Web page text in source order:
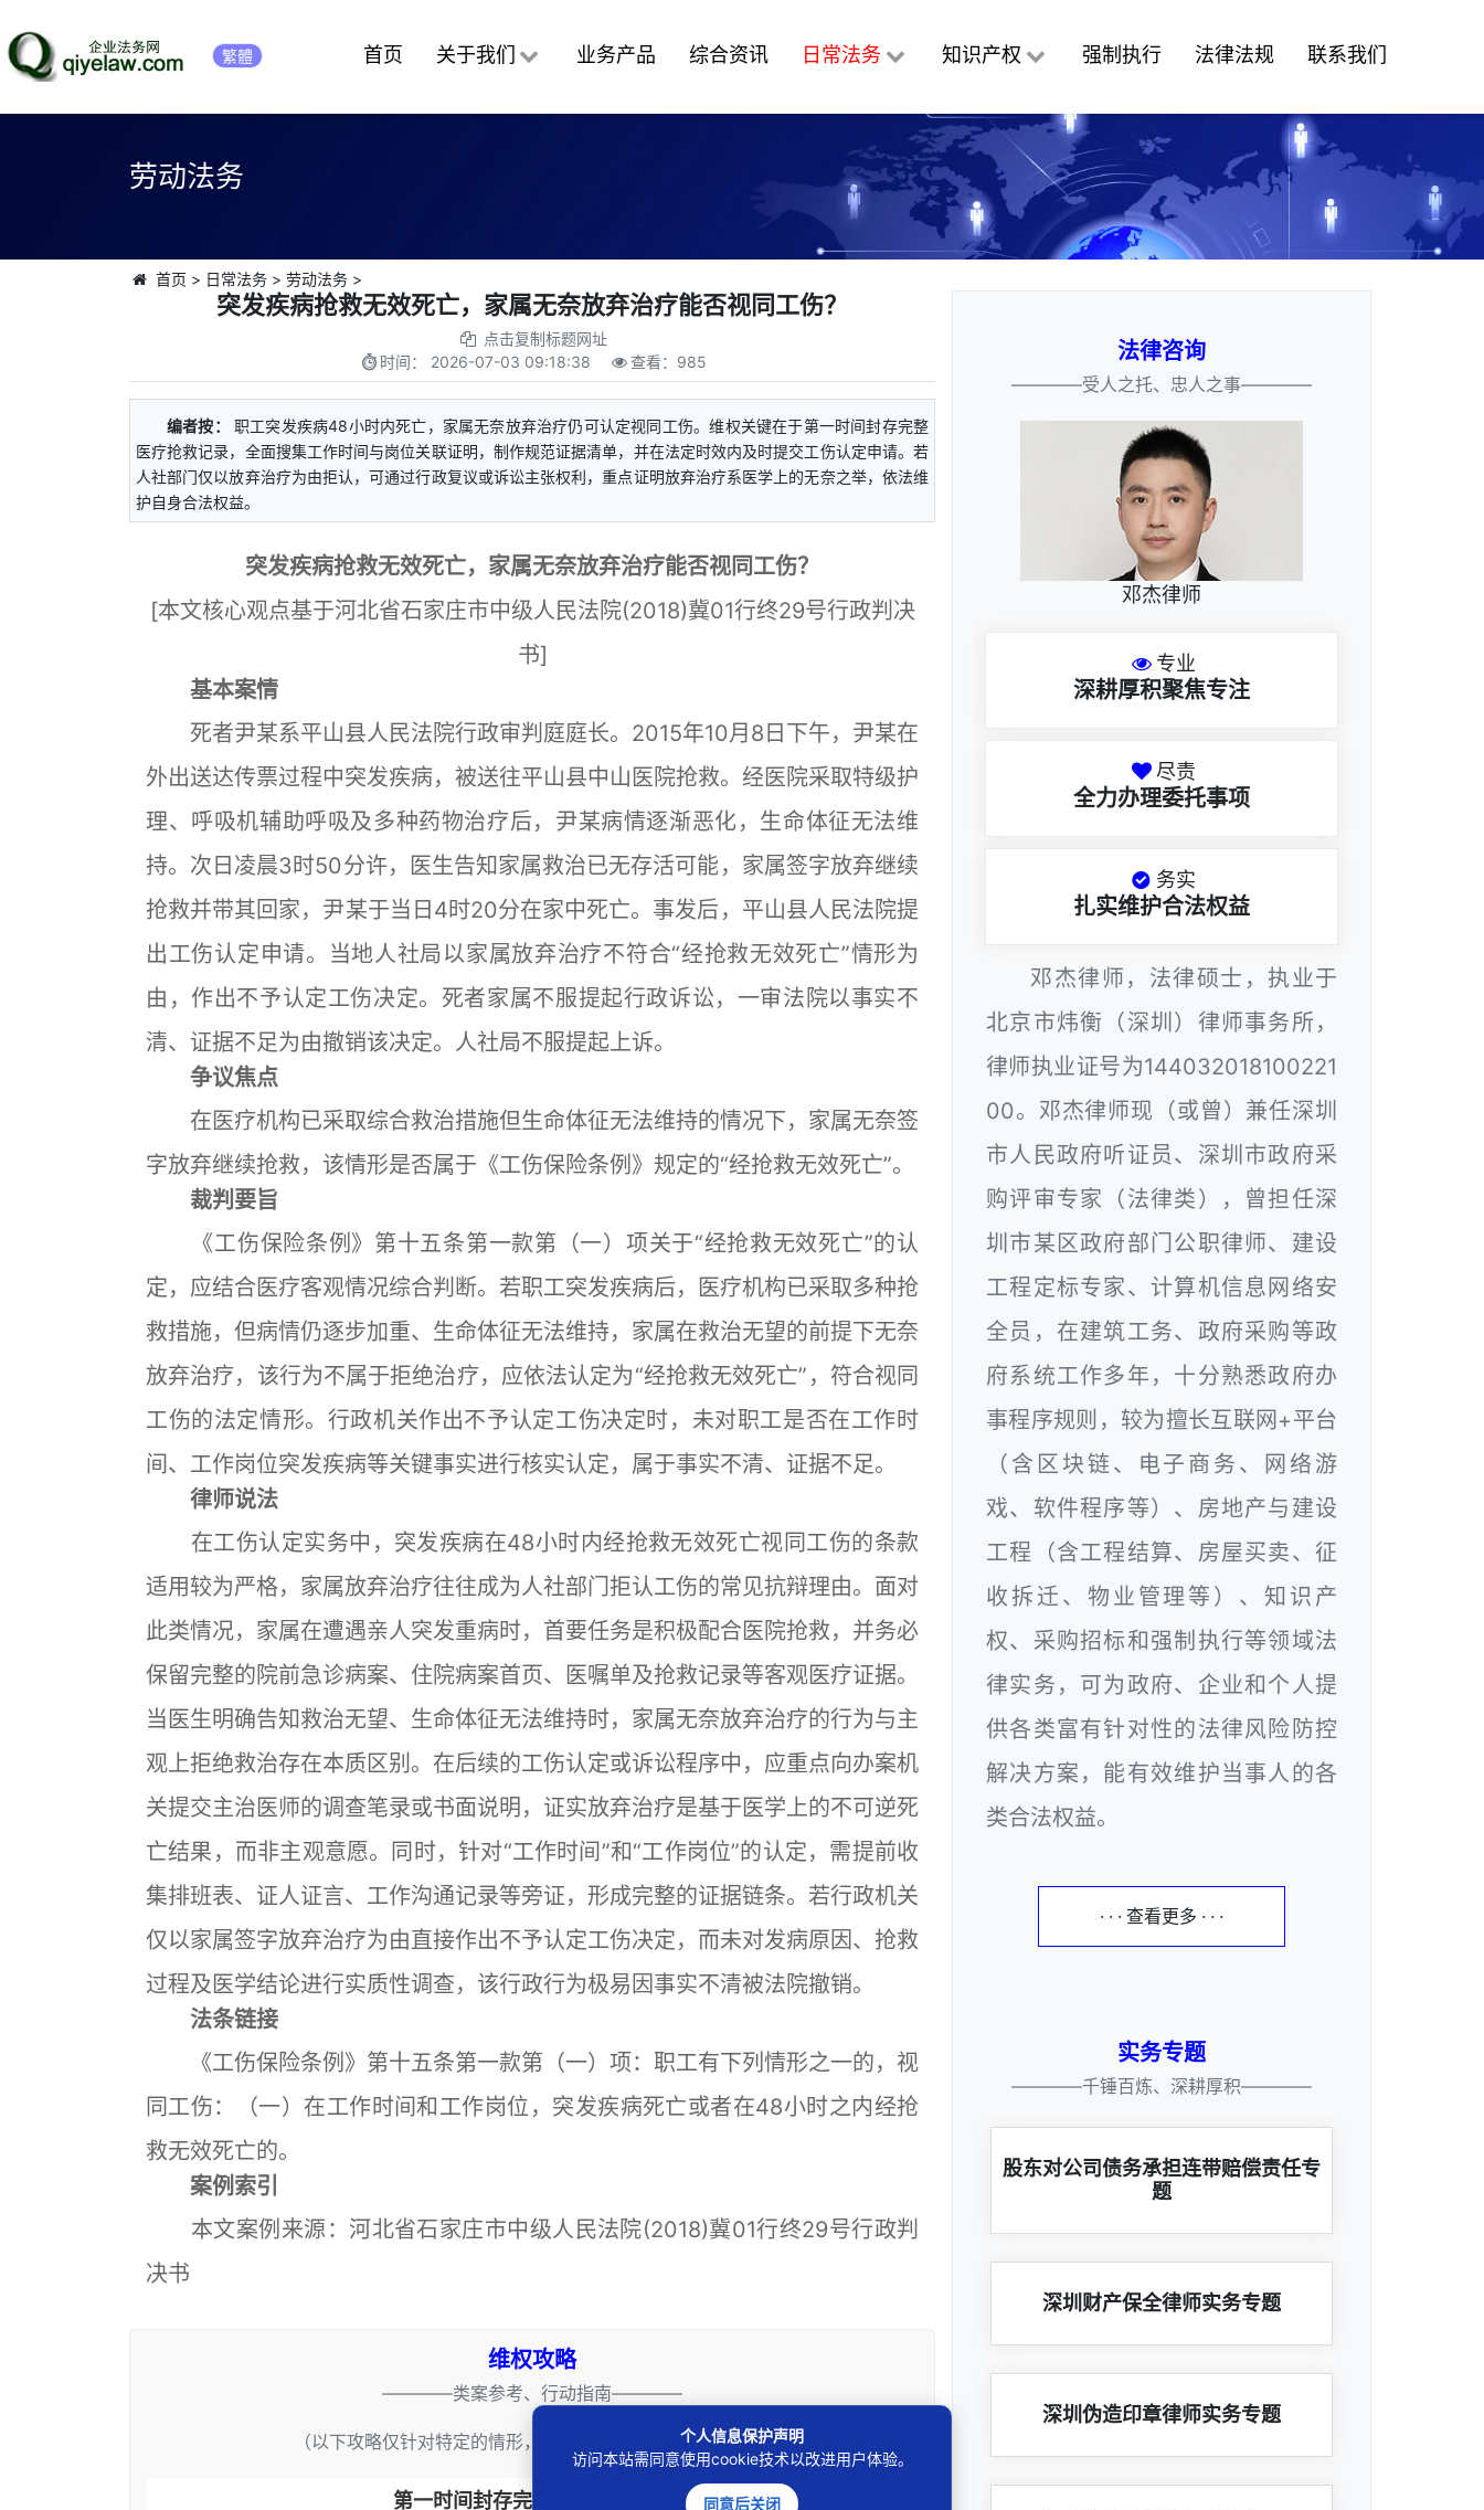
繁體 首页 关于我们 业务产品 综合资讯 日常法务 知识产权 强制执行 法律法规 联系我们
劳动法务
首页 > 日常法务> 劳动法务>
突发疾病抢救无效死亡，家属无奈放弃治疗能否视同工伤？
点击复制标题网址
时间： 2026-07-03 09:18:38 查看： 985
编者按：
职工突发疾病48小时内死亡，家属无奈放弃治疗仍可认定视同工伤。维权关键在于第一时间封存完整
医疗抢救记录，全面搜集工作时间与岗位关联证明，制作规范证据清单，并在法定时效内及时提交工伤认定申请。若
人社部门仅以放弃治疗为由拒认，可通过行政复议或诉讼主张权利，重点证明放弃治疗系医学上的无奈之举，依法维
护自身合法权益。
突发疾病抢救无效死亡，家属无奈放弃治疗能否视同工伤？
[本文核心观点基于河北省石家庄市中级人民法院(2018)冀01行终29号行政判决
书]
基本案情
死者尹某系平山县人民法院行政审判庭庭长。2015年10月8日下午，尹某在
外出送达传票过程中突发疾病，被送往平山县中山医院抢救。经医院采取特级护
理、呼吸机辅助呼吸及多种药物治疗后，尹某病情逐渐恶化，生命体征无法维
持。次日凌晨3时50分许，医生告知家属救治已无存活可能，家属签字放弃继续
抢救并带其回家，尹某于当日4时20分在家中死亡。事发后，平山县人民法院提
出工伤认定申请。当地人社局以家属放弃治疗不符合“经抢救无效死亡”情形为
由，作出不予认定工伤决定。死者家属不服提起行政诉讼，一审法院以事实不
清、证据不足为由撤销该决定。人社局不服提起上诉。
争议焦点
在医疗机构已采取综合救治措施但生命体征无法维持的情况下，家属无奈签
字放弃继续抢救，该情形是否属于《工伤保险条例》规定的“经抢救无效死亡”。
裁判要旨
《工伤保险条例》第十五条第一款第（一）项关于“经抢救无效死亡”的认
定，应结合医疗客观情况综合判断。若职工突发疾病后，医疗机构已采取多种抢
救措施，但病情仍逐步加重、生命体征无法维持，家属在救治无望的前提下无奈
放弃治疗，该行为不属于拒绝治疗，应依法认定为“经抢救无效死亡”，符合视同
工伤的法定情形。行政机关作出不予认定工伤决定时，未对职工是否在工作时
间、工作岗位突发疾病等关键事实进行核实认定，属于事实不清、证据不足。
律师说法
在工伤认定实务中，突发疾病在48小时内经抢救无效死亡视同工伤的条款
适用较为严格，家属放弃治疗往往成为人社部门拒认工伤的常见抗辩理由。面对
此类情况，家属在遭遇亲人突发重病时，首要任务是积极配合医院抢救，并务必
保留完整的院前急诊病案、住院病案首页、医嘱单及抢救记录等客观医疗证据。
当医生明确告知救治无望、生命体征无法维持时，家属无奈放弃治疗的行为与主
观上拒绝救治存在本质区别。在后续的工伤认定或诉讼程序中，应重点向办案机
关提交主治医师的调查笔录或书面说明，证实放弃治疗是基于医学上的不可逆死
亡结果，而非主观意愿。同时，针对“工作时间”和“工作岗位”的认定，需提前收
集排班表、证人证言、工作沟通记录等旁证，形成完整的证据链条。若行政机关
仅以家属签字放弃治疗为由直接作出不予认定工伤决定，而未对发病原因、抢救
过程及医学结论进行实质性调查，该行政行为极易因事实不清被法院撤销。
法条链接
《工伤保险条例》第十五条第一款第（一）项：职工有下列情形之一的，视
同工伤：（一）在工作时间和工作岗位，突发疾病死亡或者在48小时之内经抢
救无效死亡的。
案例索引
本文案例来源：河北省石家庄市中级人民法院(2018)冀01行终29号行政判
决书
维权攻略
————类案参考、行动指南————
（以下攻略仅针对特定的情形，若情况不同请咨询邓杰律师）
第一时间封存完整医疗抢救记录
法律咨询
————受人之托、忠人之事————
邓杰律师
专业
深耕厚积聚焦专注
尽责
全力办理委托事项
务实
扎实维护合法权益
邓杰律师，法律硕士，执业于
北京市炜衡（深圳）律师事务所，
律师执业证号为144032018100221
00。邓杰律师现（或曾）兼任深圳
市人民政府听证员、深圳市政府采
购评审专家（法律类），曾担任深
圳市某区政府部门公职律师、建设
工程定标专家、计算机信息网络安
全员，在建筑工务、政府采购等政
府系统工作多年，十分熟悉政府办
事程序规则，较为擅长互联网+平台
（含区块链、电子商务、网络游
戏、软件程序等）、房地产与建设
工程（含工程结算、房屋买卖、征
收拆迁、物业管理等）、知识产
权、采购招标和强制执行等领域法
律实务，可为政府、企业和个人提
供各类富有针对性的法律风险防控
解决方案，能有效维护当事人的各
类合法权益。
· · · 查看更多 · · ·
实务专题
————千锤百炼、深耕厚积————
股东对公司债务承担连带赔偿责任专
题
深圳财产保全律师实务专题
深圳伪造印章律师实务专题
个人信息保护声明
访问本站需同意使用cookie技术以改进用户体验。
同意后关闭